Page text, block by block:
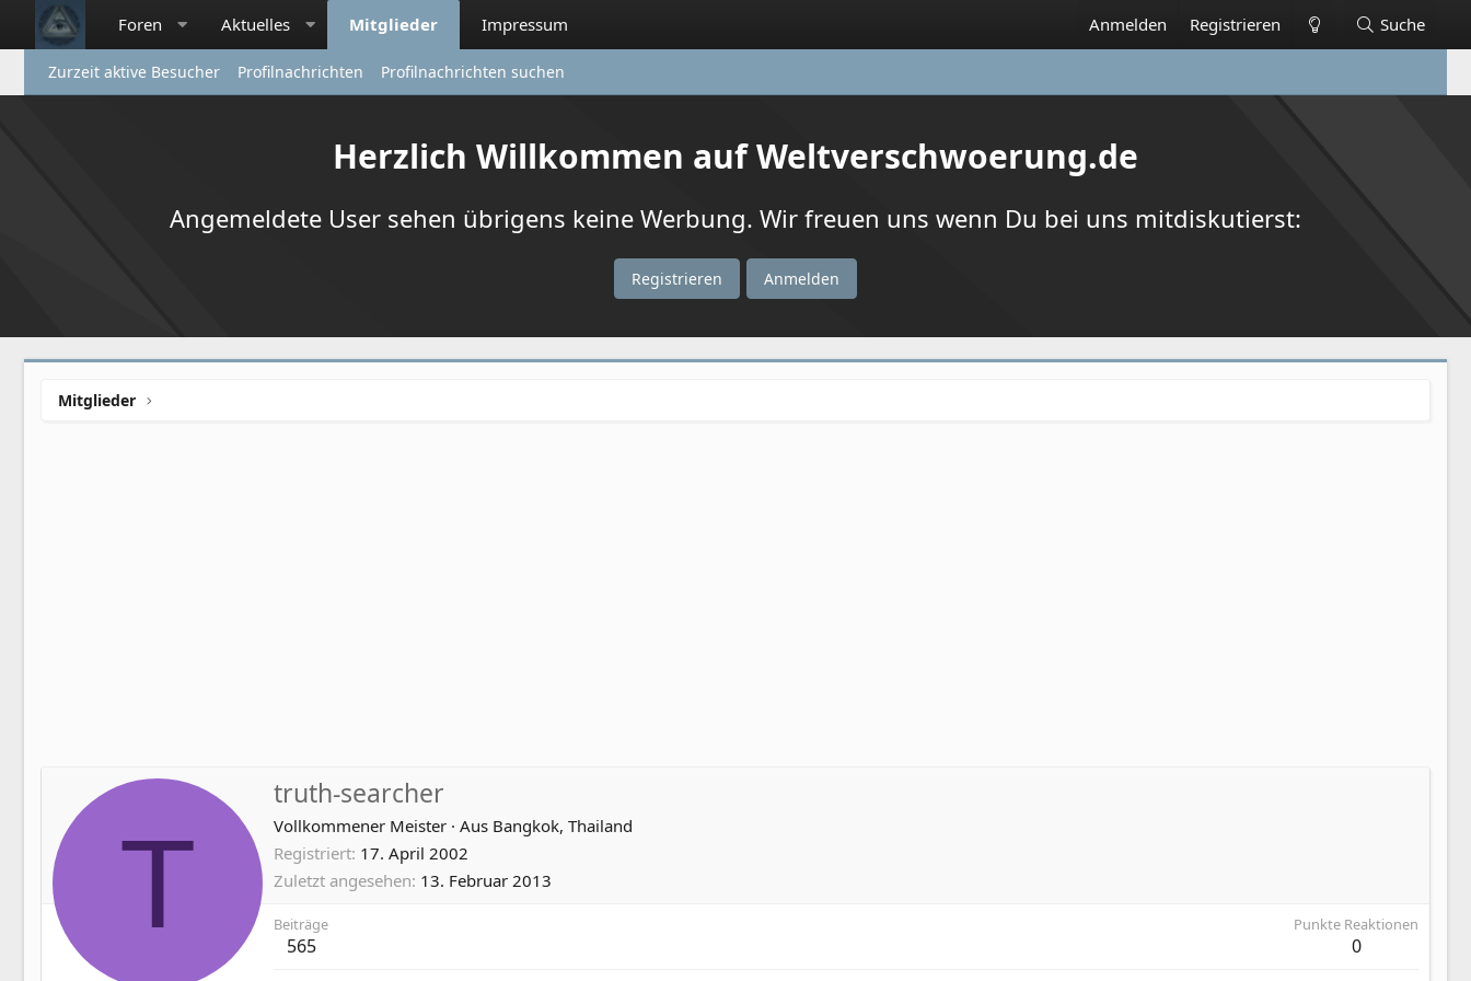
Foren Aktuelles Mitglieder Impressum Anmelden Registrieren Suche
Zurzeit aktive Besucher Profilnachrichten Profilnachrichten suchen
Herzlich Willkommen auf Weltverschwoerung.de
Angemeldete User sehen übrigens keine Werbung. Wir freuen uns wenn Du bei uns mitdiskutierst:
Registrieren Anmelden
Mitglieder
T
truth-searcher
Vollkommener Meister · Aus Bangkok, Thailand
Registriert 17. April 2002
Zuletzt angesehen 13. Februar 2013
Beiträge
565
Punkte Reaktionen
0